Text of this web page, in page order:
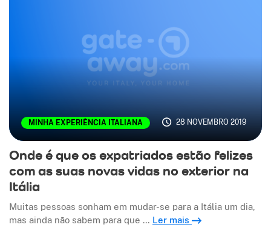
MINHA EXPERIÊNCIA ITALIANA 28 NOVEMBRO 2019
Onde é que os expatriados estão felizes
com as suas novas vidas no exterior na
Itália
Muitas pessoas sonham em mudar-se para a Itália um dia,
mas ainda não sabem para que … Ler mais